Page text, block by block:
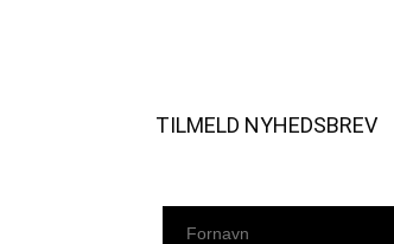
TILMELD NYHEDSBREV